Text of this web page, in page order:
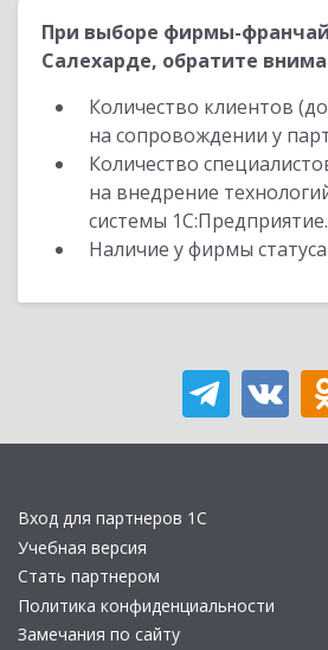
При выборе фирмы-
Салехарде, обратите
Количество клиентов
на сопровождении у
Количество
на внедрение
системы 1С:Предприятие.
Наличие у фирмы статуса
Вход для партнеров 1С
Учебная версия
Стать партнером
Политика конфиденциальности
Замечания по сайту